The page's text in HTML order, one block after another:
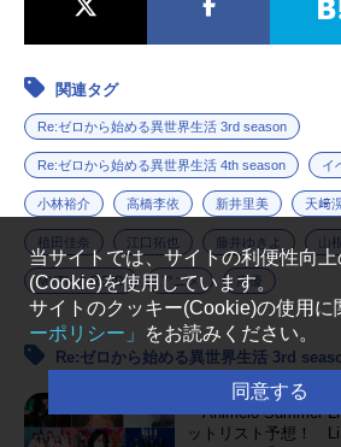
関連タグ
Re:ゼロから始める異世界生活 3rd season
Re:ゼロから始める異世界生活 4th season イ
小林裕介 高橋李依 新井里美 天﨑
植田佳奈 江口拓也 藤井ゆきよ 山
MYTH & ROID アニメ 声優
Re:ゼロから始める異世界生活 3rd
「Animelo Summer
ットリスト予想！
当サイトでは、サイトの利便性向
(Cookie)を使用しています。
サイトのクッキー(Cookie)の使用に
ーポリシー」
をお読みください。
同意する